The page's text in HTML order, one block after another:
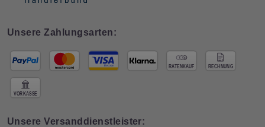
Unsere Zahlungsarten:
Unsere Versanddienstleister: